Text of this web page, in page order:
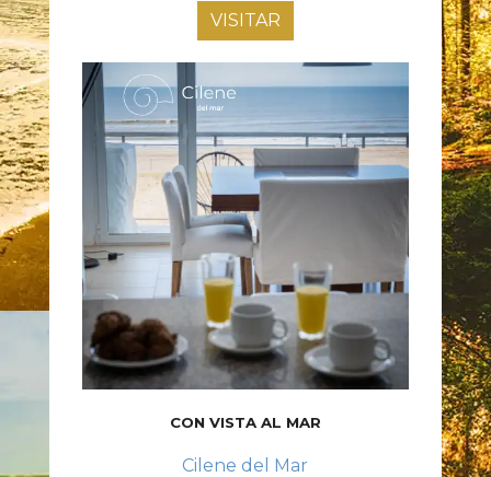
VISITAR
CON VISTA AL MAR
Cilene del Mar